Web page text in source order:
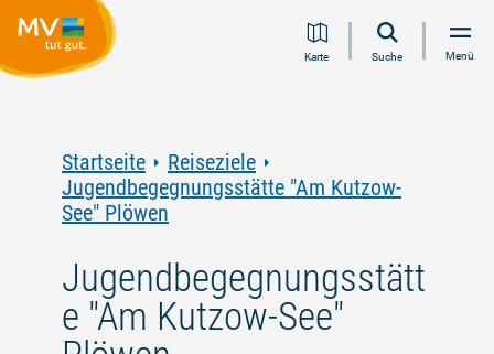
Inhalt
Navigation
Volltextsuche
FooterKarte Suche Menü
Startseite
Reiseziele
Jugendbegegnungsstätte "Am Kutzow-
See" Plöwen
Jugendbegegnungsstätt
e "Am Kutzow-See"